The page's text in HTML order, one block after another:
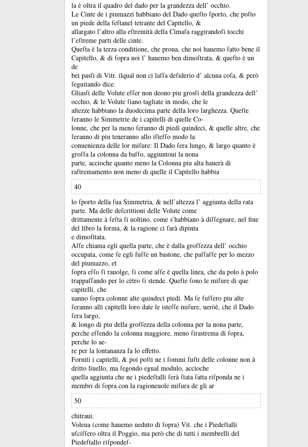
la è oltra il quadro del dado per la grandezza dell’ occhio.
Le Cinte de i piumazzi habbiano del Dado queſto ſporto, che poſto
un piede della ſeſtanel tetrante del Capitello, &
allargato l’altro alla eſtremità della Cimaſa raggirandoſi tocchi
l’eſtreme parti delle cinte.
Queſta è la terza conditione, che proua, che noi hauemo ſatto bene il
Capitello, & di ſopra noi l’ hauemo ben dimoſtrata, & queſto è un
de
bei pasſi di Vitr. ilqual non ci laſſa deſiderio d’ alcuna coſa, & però
ſeguitando dice.
Gliasſi delle Volute eſſer non deono piu grosſi della grandezza dell’
occhio, & le Volute ſiano tagliate in modo, che le
altezze habbiano la duodecima parte della loro larghezza. Queſte
ſeranno le Simmetrie de i capitelli di quelle Co-
lonne, che per la meno ſeranno di piedi quindeci, & quelle altre, che
ſeranno di piu teneranno allo iſteſſo modo la
conuenienza delle lor miſure: Il Dado ſera lungo, & largo quanto è
groſſa la colonna da baſſo, aggiuntoui la nona
parte, accioche quanto meno la Colonna piu alta hauerà di
raſtremamento non meno di quelle il Capitello habbia
40
lo ſporto della ſua Simmetria, & nell’altezza l’ aggiunta della rata
parte. Ma delle deſcrittioni delle Volute come
drittamente à ſeſta ſi uoltino, come s’habbiano à diſſegnare, nel fine
del libro la forma, & la ragione ci ſarà dipinta
e dimoſttata.
Aſſe chiama egli quella parte, che è dalla groſſezza dell’ occhio
occupata, come ſe egli fuſſe un bastone, che paſſaſſe per lo mezzo
del piumazzo, et
ſopra eſſo ſi rauolge, ſi come aſſe è quella linea, che da polo à polo
trappaſſando per lo cètro ſi stende. Queſte ſono le miſure di que
capitelli, che
uanno ſopra colonne alte quindeci piedi. Ma ſe ſuſſero piu alte
ſeranno alli capitelli loro date le isteſſe miſure, ueròè, che il Dado
ſera largo,
& longo di piu della groſſezza della colonna per la nona parte,
perche eſſendo la colonna maggiore, meno ſirastrema di ſopra,
perche lo ae-
re per la lontananza fa lo effetto.
Forniti i capitelli, & poi poſti ne i ſommi fuſti delle colonne non à
dritto liuello, ma ſegondo egual modulo, accioche
quella aggiunta che ne i piedeſtalli ſerà ſtata ſatta riſponda ne i
membri di ſopra con la ragioneuole miſura de gli ar
50
chitraui.
Voleua (come hauemo ueduto di ſopra) Vit. che i Piedeſtalli
uſciſſero oltra il Poggio, ma però che di tutti i membrelli del
Piedeſtallo riſpondeſ-